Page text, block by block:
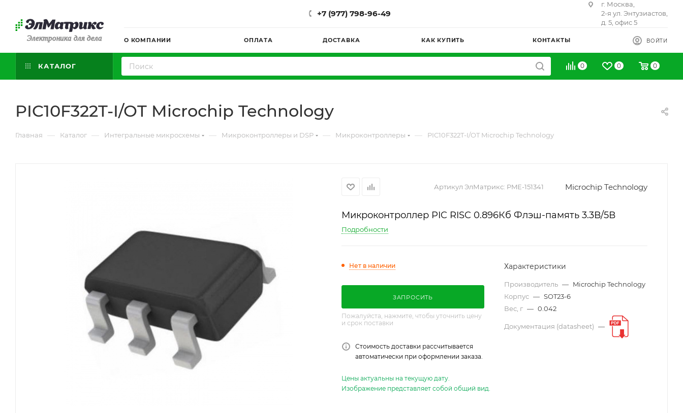
Электроника для дела
+7 (977) 798-96-49
г. Москва,
2-я ул. Энтузиастов,
д. 5, офис 5
О КОМПАНИИ ОПЛАТА ДОСТАВКА КАК КУПИТЬ КОНТАКТЫ ВОЙТИ
КАТАЛОГ 0 0 0
PIC10F322T-I/OT Microchip Technology
Главная — Каталог — Интегральные микросхемы — Микроконтроллеры и DSP — Микроконтроллеры — PIC10F322T-I/OT Microchip Technology
Артикул ЭлМатрикс: PME-151341 Microchip Technology
Микроконтроллер PIC RISC 0.896Кб Флэш-память 3.3В/5В
Подробности
Нет в наличии
ЗАПРОСИТЬ
Пожалуйста, нажмите, чтобы уточнить цену
и срок поставки
Стоимость доставки рассчитывается
автоматически при оформлении заказа.
Характеристики
Производитель — Microchip Technology
Корпус — SOT23-6
Вес, г — 0.042
Документация (datasheet) —
Цены актуальны на текущую дату.
Изображение представляет собой общий вид.